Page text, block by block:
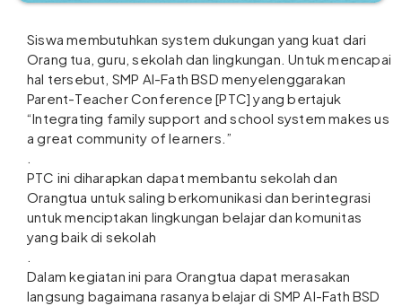
Siswa membutuhkan system dukungan yang kuat dari
Orang tua, guru, sekolah dan lingkungan. Untuk mencapai
hal tersebut, SMP Al-Fath BSD menyelenggarakan
Parent-Teacher Conference [PTC] yang bertajuk
“Integrating family support and school system makes us
a great community of learners.”
PTC ini diharapkan dapat membantu sekolah dan
Orangtua untuk saling berkomunikasi dan berintegrasi
untuk menciptakan lingkungan belajar dan komunitas
yang baik di sekolah
Dalam kegiatan ini para Orangtua dapat merasakan
langsung bagaimana rasanya belajar di SMP Al-Fath BSD